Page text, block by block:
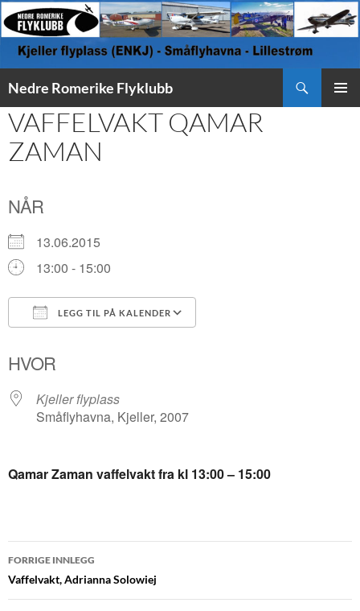
Nedre Romerike Flyklubb
TIL
INNHOLD
VAFFELVAKT QAMAR
ZAMAN
NÅR
13.06.2015
13:00 - 15:00
LEGG TIL PÅ KALENDER
HVOR
Kjeller flyplass
Småflyhavna, Kjeller, 2007
Qamar Zaman vaffelvakt fra kl 13:00 – 15:00
Innleggsnavigasjon
FORRIGE INNLEGG
Vaffelvakt, Adrianna Solowiej